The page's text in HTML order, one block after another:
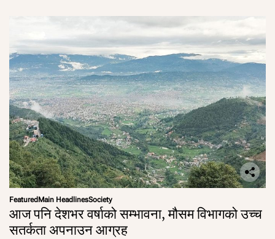
FeaturedMain HeadlinesSociety
आज पनि देशभर वर्षाको सम्भावना, मौसम विभागको उच्च
सतर्कता अपनाउन आग्रह